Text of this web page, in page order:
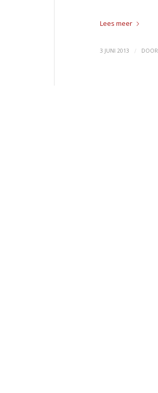
Lees meer
3 JUNI 2013 / DOOR